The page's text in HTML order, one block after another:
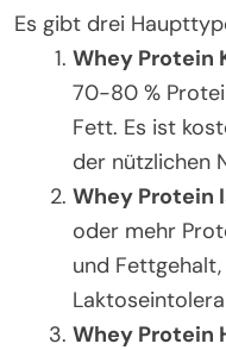
Es gibt drei
Whey Protein
70-80 %
Fett. Es ist
der nützlichen
Whey Protein
oder mehr
und
Whey Protein